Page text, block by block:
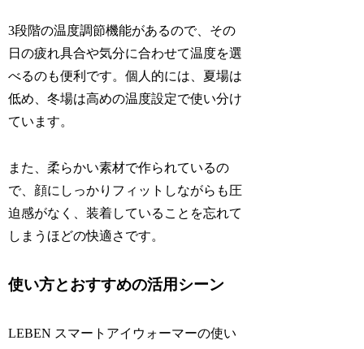
3段階の温度調節機能があるので、その
日の疲れ具合や気分に合わせて温度を選
べるのも便利です。個人的には、夏場は
低め、冬場は高めの温度設定で使い分け
ています。
また、柔らかい素材で作られているの
で、顔にしっかりフィットしながらも圧
迫感がなく、装着していることを忘れて
しまうほどの快適さです。
使い方とおすすめの活用シーン
LEBEN スマートアイウォーマーの使い